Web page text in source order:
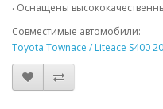
‧ Оснащены
Совместимые автомобили:
Toyota Townace / Liteace S400